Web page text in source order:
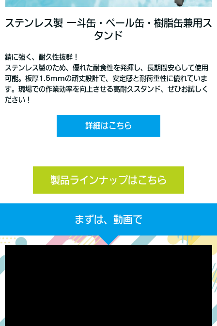
ステンレス製 一斗缶・ペール缶・樹脂缶兼用ス
タンド
錆に強く、耐久性抜群！
ステンレス製のため、優れた耐食性を発揮し、長期間安心して使用
可能。板厚1.5mmの頑丈設計で、安定感と耐荷重性に優れていま
す。現場での作業効率を向上させる高耐久スタンド、ぜひお試しく
ださい！
詳細はこちら
製品ラインナップはこちら
まずは、動画で